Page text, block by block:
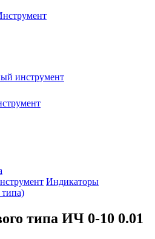
инструмент
Индикаторы
типа ИЧ 0-10 0.01